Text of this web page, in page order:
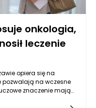
onkologia,
leczenie
opiera się na
na wczesne
znaczenie mają